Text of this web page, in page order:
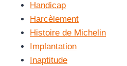
Handicap
Harcèlement
Histoire de Michelin
Implantation
Inaptitude